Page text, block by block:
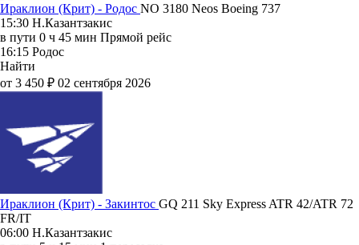
Ираклион (Крит) - Родос NO 3180 Neos Boeing 737
15:30 Н.Казантзакис
в пути 0 ч 45 мин Прямой рейс
16:15 Родос
Найти
от 3 450 ₽ 02 сентября 2026
Ираклион (Крит) - Закинтос GQ 211 Sky Express ATR 42/ATR 72
FR/IT
06:00 Н.Казантзакис